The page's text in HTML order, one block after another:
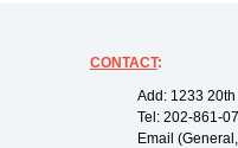
CONTACT:
Add: 1233
Tel: 202-861-
Email